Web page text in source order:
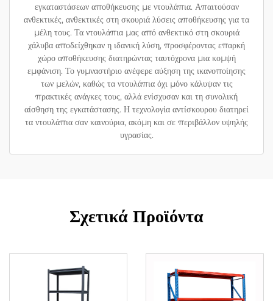
εγκαταστάσεων αποθήκευσης με ντουλάπια. Απαιτούσαν
ανθεκτικές, ανθεκτικές στη σκουριά λύσεις αποθήκευσης για τα
μέλη τους. Τα ντουλάπια μας από ανθεκτικό στη σκουριά
χάλυβα αποδείχθηκαν η ιδανική λύση, προσφέροντας επαρκή
χώρο αποθήκευσης διατηρώντας ταυτόχρονα μια κομψή
εμφάνιση. Το γυμναστήριο ανέφερε αύξηση της ικανοποίησης
των μελών, καθώς τα ντουλάπια όχι μόνο κάλυψαν τις
πρακτικές ανάγκες τους, αλλά ενίσχυσαν και τη συνολική
αίσθηση της εγκατάστασης. Η τεχνολογία αντίσκουρου διατηρεί
τα ντουλάπια σαν καινούρια, ακόμη και σε περιβάλλον υψηλής
υγρασίας.
Σχετικά Προϊόντα